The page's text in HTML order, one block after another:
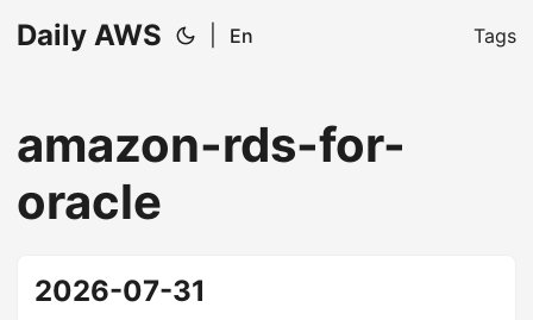
Daily AWS En Tags
amazon-rds-for-
oracle
2026-07-31